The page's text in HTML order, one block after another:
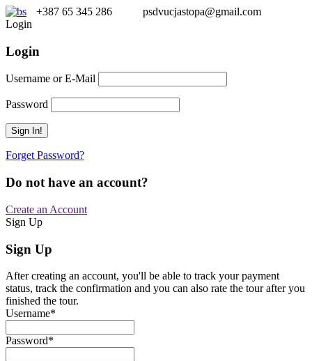
+387 65 345 286
psdvucjastopa@gmail.com
Login
Login
Username or E-Mail
Password
Forget Password?
Do not have an account?
Create an Account
Sign Up
Sign Up
After creating an account, you'll be able to track your payment
status, track the confirmation and you can also rate the tour after you
finished the tour.
Username*
Password*